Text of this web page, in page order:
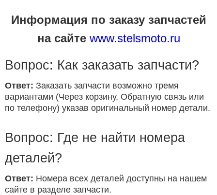
Информация по заказу запчастей
на сайте www.stelsmoto.ru
Вопрос: Как заказать запчасти?
Ответ: Заказать запчасти возможно тремя
вариантами (Через корзину, Обратную связь или
по телефону) указав оригинальный номер детали.
Вопрос: Где не найти номера
деталей?
Ответ: Номера всех деталей доступны на нашем
сайте в разделе запчасти.